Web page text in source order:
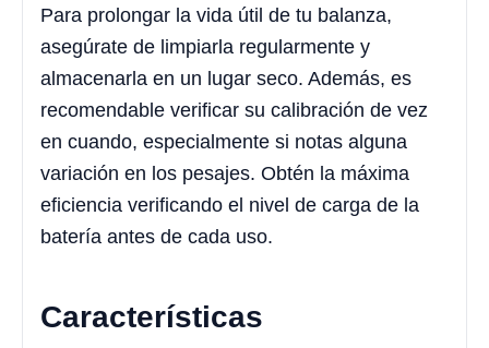
Para prolongar la vida útil de tu balanza,
asegúrate de limpiarla regularmente y
almacenarla en un lugar seco. Además, es
recomendable verificar su calibración de vez
en cuando, especialmente si notas alguna
variación en los pesajes. Obtén la máxima
eficiencia verificando el nivel de carga de la
batería antes de cada uso.
Características